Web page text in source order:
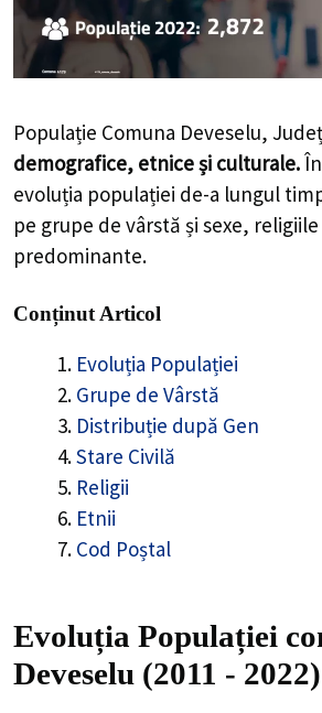
Populație Comuna Deveselu,
demografice, etnice și culturale.
evoluția populației de-a lungul
pe grupe de vârstă și sexe,
predominante.
Conținut Articol
Evoluția Populației
Grupe de Vârstă
Distribuție după Gen
Stare Civilă
Religii
Etnii
Cod Poștal
Evoluția Populației
Deveselu (2011 - 2022)